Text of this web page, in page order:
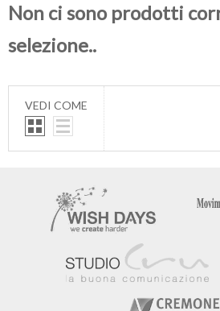
Non ci sono prodotti
selezione..
VEDI COME